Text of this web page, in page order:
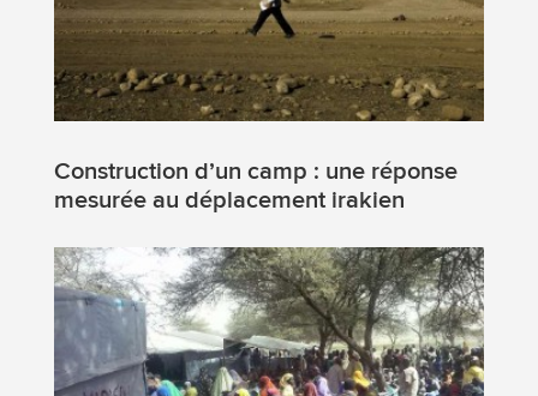
Construction d’un camp : une réponse
mesurée au déplacement irakien